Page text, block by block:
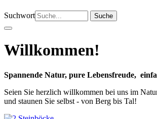
Suchwort
Willkommen!
Spannende Natur, pure Lebensfreude,
Seien Sie herzlich willkommen bei uns im
und staunen Sie selbst - von Berg bis Tal!